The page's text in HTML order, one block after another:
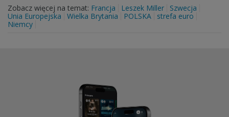
Zobacz więcej na temat: Francja Leszek Miller
Szwecja
Unia Europejska
Wielka Brytania POLSKA
strefa euro
Niemcy